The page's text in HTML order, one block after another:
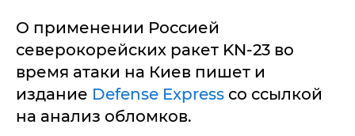
О применении Россией
северокорейских ракет KN-23 во
время атаки на Киев пишет и
издание Defense Express со ссылкой
на анализ обломков.